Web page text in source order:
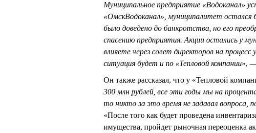
Муниципальное предприятие «Водоканал»
«ОмскВодоканал», муниципалитет остался
было доведено до банкротства, но его
спасению предприятия. Акции остались у
влияете через совет директоров на
ситуация будет и по «Тепловой компании»,
Он также рассказал, что у «Тепловой
300 млн рублей, все эти годы мы на
то никто за это время не задавал вопроса,
«После того как будет проведена
имущества, пройдет рыночная переоценка